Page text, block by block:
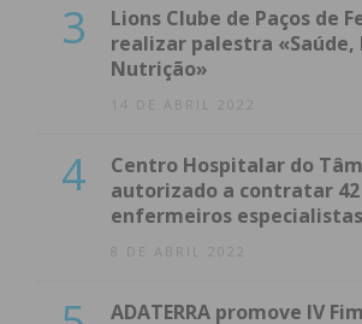
3
Lions Clube de Paços de
realizar palestra «Saúde,
Nutrição»
14 DE ABRIL 2022
4
Centro Hospitalar do
autorizado a contratar 42
enfermeiros especialistas
8 DE ABRIL 2022
ADATERRA promove IV